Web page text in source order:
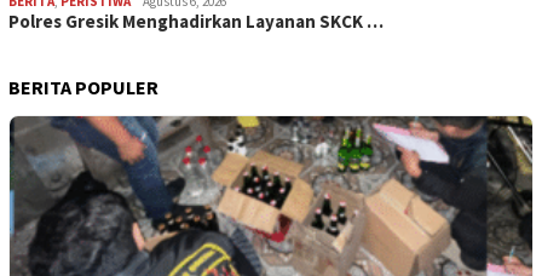
Polres Gresik Menghadirkan Layanan SKCK …
BERITA POPULER